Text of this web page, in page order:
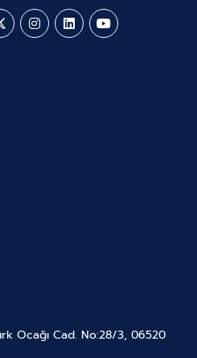
Ocağı Cad. No:28/3, 06520